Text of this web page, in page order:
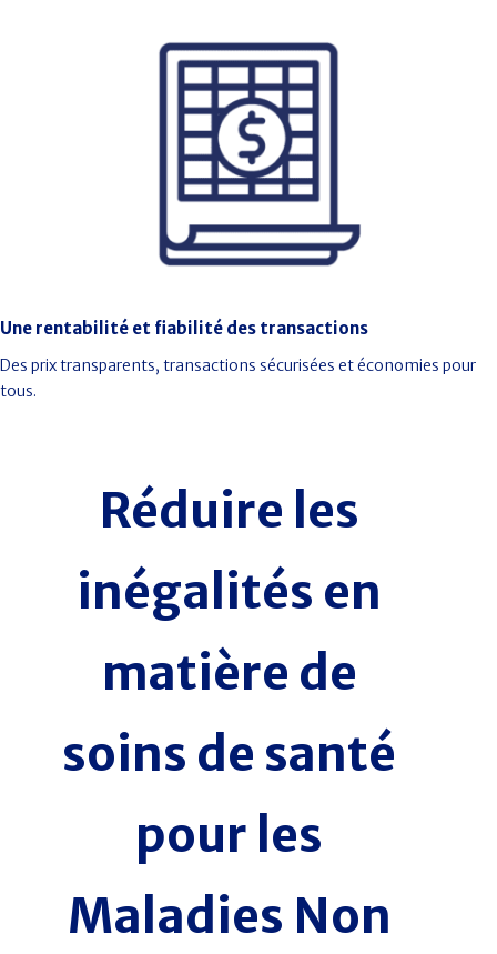
Une rentabilité et fiabilité des transactions
Des prix transparents, transactions sécurisées et économies pour
tous.
Réduire les
inégalités en
matière de
soins de santé
pour les
Maladies Non